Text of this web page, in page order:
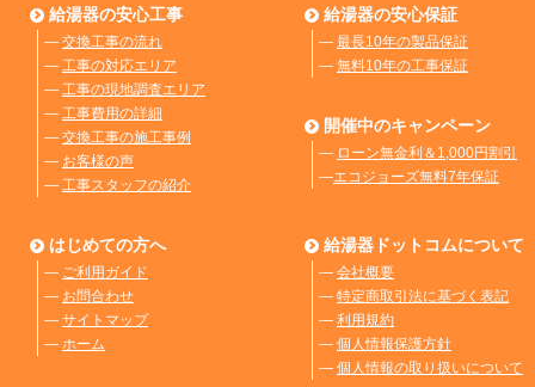
給湯器の安心工事
― 交換工事の流れ
― 工事の対応エリア
― 工事の現地調査エリア
― 工事費用の詳細
― 交換工事の施工事例
― お客様の声
― 工事スタッフの紹介
給湯器の安心保証
― 最長10年の製品保証
― 無料10年の工事保証
開催中のキャンペーン
― ローン無金利＆1,000円割引
―エコジョーズ無料7年保証
はじめての方へ
― ご利用ガイド
― お問合わせ
― サイトマップ
― ホーム
給湯器ドットコムについて
― 会社概要
― 特定商取引法に基づく表記
― 利用規約
― 個人情報保護方針
― 個人情報の取り扱いについて